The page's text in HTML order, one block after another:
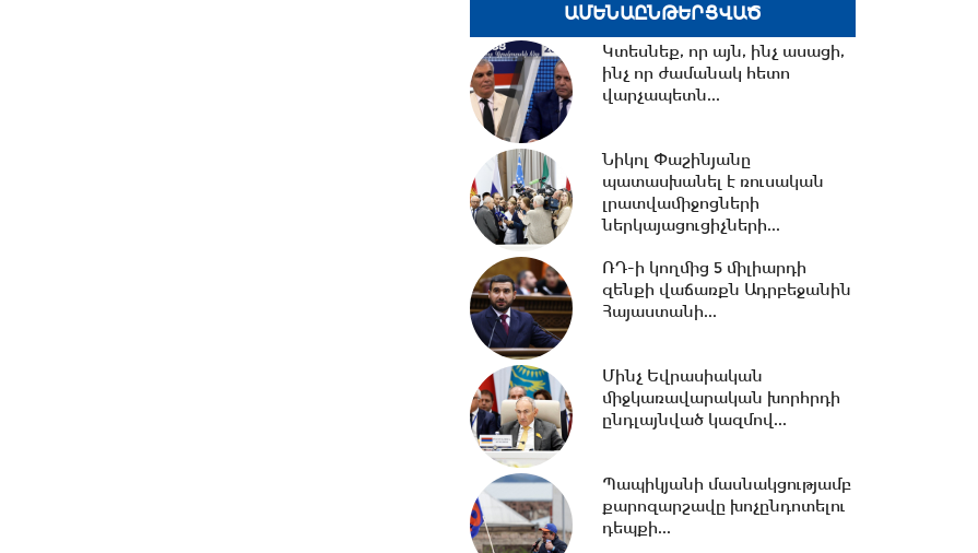
Կուլ լճի ափերին․...
10:13 - ՀՀ ԱԺ իններորդ
գումարման առաջին
10:11 -Եվրասիական
միջկառավարական խորհրդի
նիստ. #ուղիղ
21:42 -ԱԺ-ում քննարկվեց
փոխնախագահի...
21:33 -Բաքվի դատարանը
26/21․30/
20:40 -
ԱՄԵՆԱԸՆԹԵՐՑՎԱԾ
Կտեսնեք, որ այն, ինչ ասացի,
ինչ որ ժամանակ հետո
վարչապետն...
Նիկոլ Փաշինյանը
պատասխանել է ռուսական
լրատվամիջոցների
ներկայացուցիչների...
ՌԴ-ի կողմից 5 միլիարդի
զենքի վաճառքն Ադրբեջանին
Հայաստանի...
Մինչ Եվրասիական
միջկառավարական խորհրդի
ընդլայնված կազմով...
Պապիկյանի մասնակցությամբ
քարոզարշավը խոչընդոտելու
դեպքի...